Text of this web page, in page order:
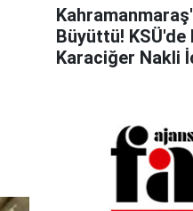
Büyüttü! KSÜ'de
Karaciğer Nakli